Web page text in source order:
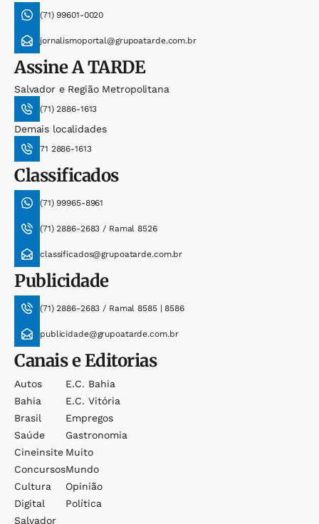
(71) 99601-0020
jornalismoportal@grupoatarde.com.br
AssineA TARDE
Salvador e Região Metropolitana
(71) 2886-1613
Demais localidades
71 2886-1613
Classificados
(71) 99965-8961
(71) 2886-2683 / Ramal 8526
classificados@grupoatarde.com.br
Publicidade
(71) 2886-2683 / Ramal 8585 | 8586
publicidade@grupoatarde.com.br
Canais e Editorias
Autos
Bahia
Brasil
Saúde
Cineinsite
Concursos
Cultura
Digital
Salvador
E.c. Bahia
E.c. Vitória
Empregos
Gastronomia
Muito
Mundo
Opinião
Política